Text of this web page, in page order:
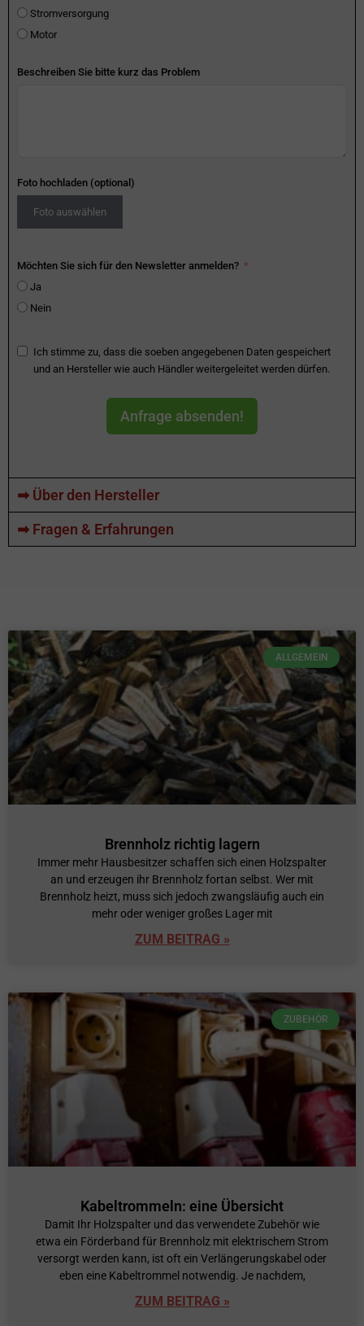
Stromversorgung
Motor
Beschreiben Sie bitte kurz das Problem
Foto hochladen (optional)
Foto auswählen
Möchten Sie sich für den Newsletter anmelden?
Ja
Nein
Ich stimme zu, dass die soeben angegebenen Daten gespeichert
und an Hersteller wie auch Händler weitergeleitet werden dürfen.
Anfrage absenden!
➡ Über den Hersteller
➡ Fragen & Erfahrungen
ALLGEMEIN
Brennholz richtig lagern
Immer mehr Hausbesitzer schaffen sich einen Holzspalter
an und erzeugen ihr Brennholz fortan selbst. Wer mit
Brennholz heizt, muss sich jedoch zwangsläufig auch ein
mehr oder weniger großes Lager mit
ZUM BEITRAG »
ZUBEHÖR
Kabeltrommeln: eine Übersicht
Damit Ihr Holzspalter und das verwendete Zubehör wie
etwa ein Förderband für Brennholz mit elektrischem Strom
versorgt werden kann, ist oft ein Verlängerungskabel oder
eben eine Kabeltrommel notwendig. Je nachdem,
ZUM BEITRAG »